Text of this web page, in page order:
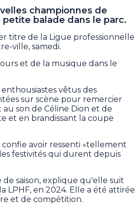
championnes de
balade dans le parc.
titre de la Ligue professionnelle
ville, samedi.
et de la musique dans le
vêtus des
sur scène pour remercier
son de Céline Dion et de
et en brandissant la coupe
avoir ressenti «tellement
festivités qui durent depuis
de saison, explique qu'elle suit
LPHF, en 2024. Elle a été attirée
et de compétition.